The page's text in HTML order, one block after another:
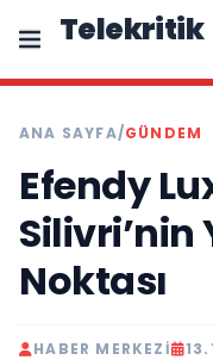
Telekritik
ANA SAYFA/GÜNDEM
Efendy
Silivri’nin
Noktası
HABER MERKEZI